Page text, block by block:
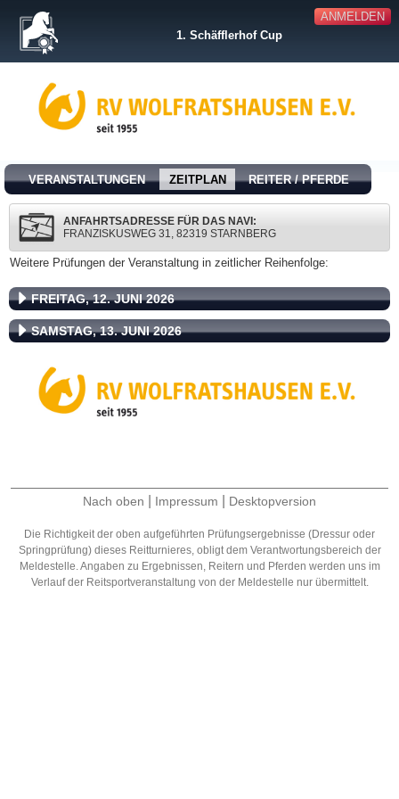
ANMELDEN
1. Schäfflerhof Cup
VERANSTALTUNGEN ZEITPLAN REITER / PFERDE
ANFAHRTSADRESSE FÜR DAS NAVI:
FRANZISKUSWEG 31, 82319 STARNBERG
Weitere Prüfungen der Veranstaltung in zeitlicher Reihenfolge:
FREITAG, 12. JUNI 2026
SAMSTAG, 13. JUNI 2026
Nach oben Impressum Desktopversion
Die Richtigkeit der oben aufgeführten Prüfungsergebnisse (Dressur oder
Springprüfung) dieses Reitturnieres, obligt dem Verantwortungsbereich der
Meldestelle. Angaben zu Ergebnissen, Reitern und Pferden werden uns im
Verlauf der Reitsportveranstaltung von der Meldestelle nur übermittelt.